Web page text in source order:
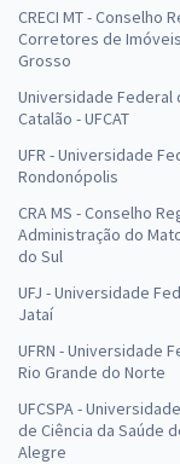
CRECI MT - Conselho
Corretores de
Grosso
Universidade Federal
Catalão - UFCAT
UFR - Universidade
Rondonópolis
CRA MS - Conselho
Administração do
do Sul
UFJ - Universidade
Jataí
UFRN - Universidade
Rio Grande do Norte
UFCSPA -
de Ciência da Saúde
Alegre